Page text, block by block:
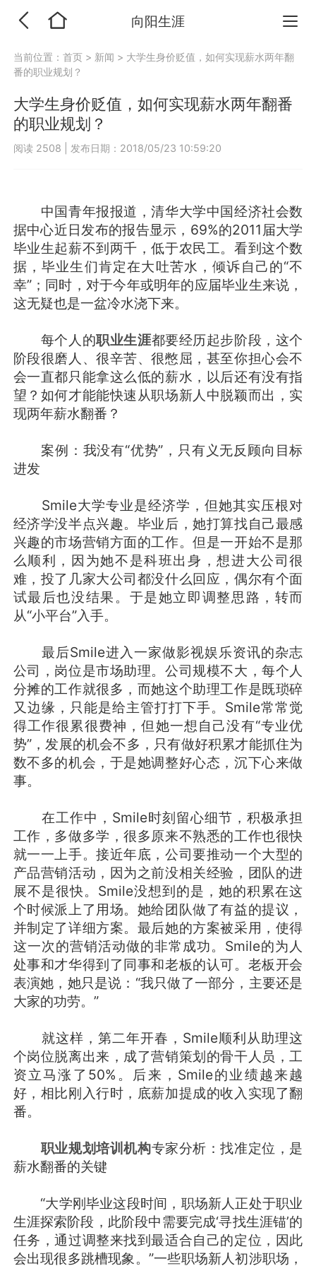
向阳生涯
当前位置：首页 > 新闻 > 大学生身价贬值，如何实现薪水两年翻
番的职业规划？
大学生身价贬值，如何实现薪水两年翻番
的职业规划？
阅读 2508 发布日期：2018/05/23 10:59:20
中国青年报报道，清华大学中国经济社会数
据中心近日发布的报告显示，69%的2011届大学
毕业生起薪不到两千，低于农民工。看到这个数
据，毕业生们肯定在大吐苦水，倾诉自己的“不
幸”；同时，对于今年或明年的应届毕业生来说，
这无疑也是一盆冷水浇下来。
每个人的职业生涯都要经历起步阶段，这个
阶段很磨人、很辛苦、很憋屈，甚至你担心会不
会一直都只能拿这么低的薪水，以后还有没有指
望？如何才能能快速从职场新人中脱颖而出，实
现两年薪水翻番？
案例：我没有“优势”，只有义无反顾向目标
进发
Smile大学专业是经济学，但她其实压根对
经济学没半点兴趣。毕业后，她打算找自己最感
兴趣的市场营销方面的工作。但是一开始不是那
么顺利，因为她不是科班出身，想进大公司很
难，投了几家大公司都没什么回应，偶尔有个面
试最后也没结果。于是她立即调整思路，转而
从“小平台”入手。
最后Smile进入一家做影视娱乐资讯的杂志
公司，岗位是市场助理。公司规模不大，每个人
分摊的工作就很多，而她这个助理工作是既琐碎
又边缘，只能是给主管打打下手。Smile常常觉
得工作很累很费神，但她一想自己没有“专业优
势”，发展的机会不多，只有做好积累才能抓住为
数不多的机会，于是她调整好心态，沉下心来做
事。
在工作中，Smile时刻留心细节，积极承担
工作，多做多学，很多原来不熟悉的工作也很快
就一一上手。接近年底，公司要推动一个大型的
产品营销活动，因为之前没相关经验，团队的进
展不是很快。Smile没想到的是，她的积累在这
个时候派上了用场。她给团队做了有益的提议，
并制定了详细方案。最后她的方案被采用，使得
这一次的营销活动做的非常成功。Smile的为人
处事和才华得到了同事和老板的认可。老板开会
表演她，她只是说：“我只做了一部分，主要还是
大家的功劳。”
就这样，第二年开春，Smile顺利从助理这
个岗位脱离出来，成了营销策划的骨干人员，工
资立马涨了50%。后来，Smile的业绩越来越
好，相比刚入行时，底薪加提成的收入实现了翻
番。
职业规划培训机构专家分析：找准定位，是
薪水翻番的关键
“大学刚毕业这段时间，职场新人正处于职业
生涯探索阶段，此阶段中需要完成‘寻找生涯锚’的
任务，通过调整来找到最适合自己的定位，因此
会出现很多跳槽现象。”一些职场新人初涉职场，